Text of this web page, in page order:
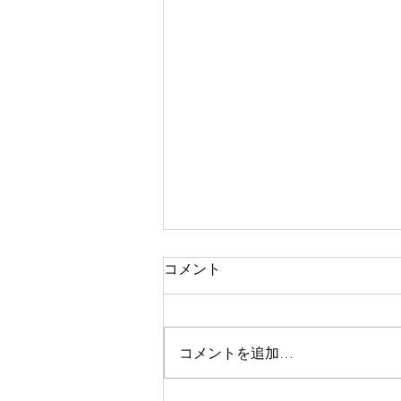
【弱小】中日が弱すぎて悲し
球はペナントレースの終盤の戦い
をしております。パリーグはソフ
トバンクがマジック点灯していま
コメント
コメントを追加…